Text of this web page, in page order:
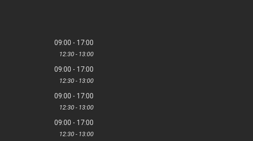
09:00 17:00
12:30 13:00
09:00 17:00
12:30 13:00
09:00 17:00
12:30 13:00
09:00 17:00
12:30 13:00